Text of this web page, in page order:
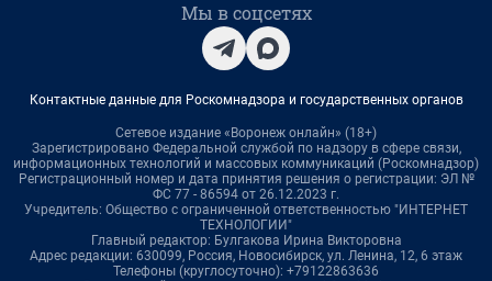
Мы в соцсетях
Контактные данные для Роскомнадзора и государственных органов
Сетевое издание «Воронеж онлайн» (18+)
Зарегистрировано Федеральной службой по надзору в сфере связи,
информационных технологий и массовых коммуникаций (Роскомнадзор)
Регистрационный номер и дата принятия решения о регистрации: ЭЛ №
ФС 77 - 86594 от 26.12.2023 г.
Учредитель: Общество с ограниченной ответственностью "ИНТЕРНЕТ
ТЕХНОЛОГИИ"
Главный редактор: Булгакова Ирина Викторовна
Адрес редакции: 630099, Россия, Новосибирск, ул. Ленина, 12, 6 этаж
Телефоны (круглосуточно): +79122863636